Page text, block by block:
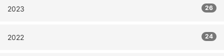
2023 26
2022 24